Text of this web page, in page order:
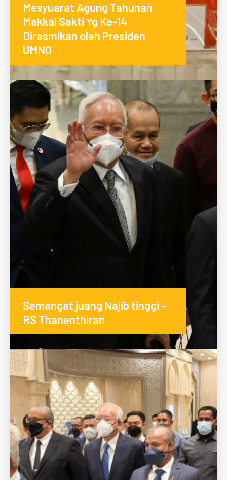
Mesyuarat Agung Tahunan
Makkal Sakti Yg Ke-14
Dirasmikan oleh Presiden
UMNO
Semangat juang Najib tinggi –
RS Thanenthiran